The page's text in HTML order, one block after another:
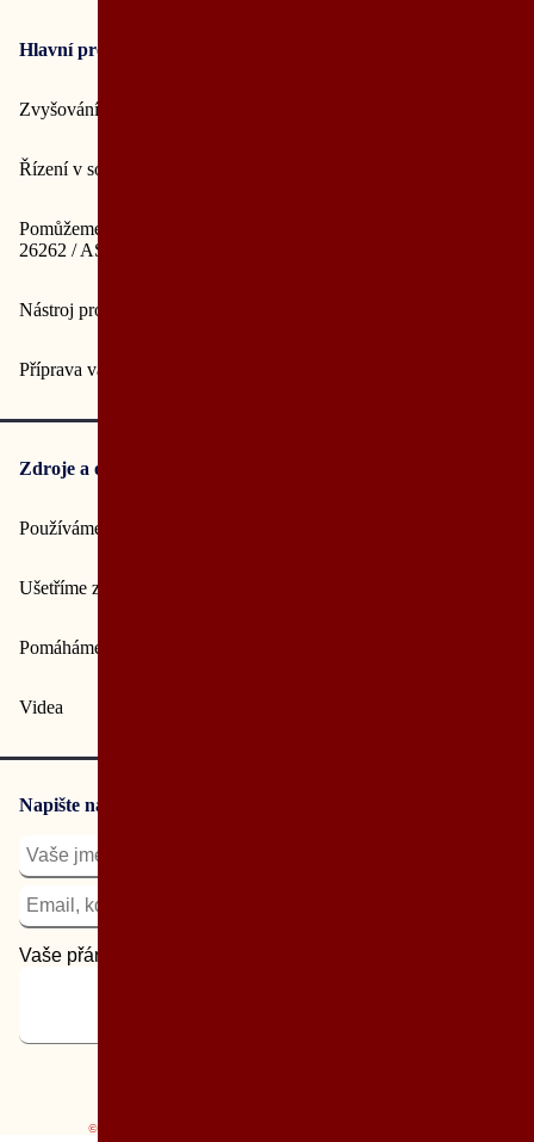
Hlavní produkty
Zvyšování odolnosti a bezpečnosti firmy
Řízení v souladu s NIS2, ISO 27000, ISO 9001 a dalších
Pomůžeme i s těmi nejnáročnějšími normami, nejenom ISO
26262 / ASPICE
Nástroj pro efektivní porady
Příprava vašeho projektu
Zdroje a odkazy
Používáme, školíme a pomáháme analytické nástroje a jazyky
Ušetříme zaměstnancům školení a přitom budou pracovat lépe
Pomáháme dodržovat ISO i jiné normy
Videa
Napište nám nebo volejte
Vaše přání nebo telefonní číslo:
© PDQM, s.r.o.